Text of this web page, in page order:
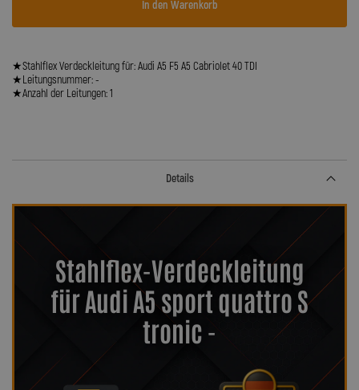
In den Warenkorb
★Stahlflex Verdeckleitung für: Audi A5 F5 A5 Cabriolet 40 TDI
★Leitungsnummer: -
★Anzahl der Leitungen: 1
Details
Stahlflex-Verdeckleitung
für Audi A5 sport quattro S
tronic -